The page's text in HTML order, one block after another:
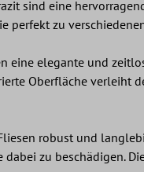
sind eine
perfekt zu
eine elegante und
Oberfläche verleiht
robust und
zu beschädigen.